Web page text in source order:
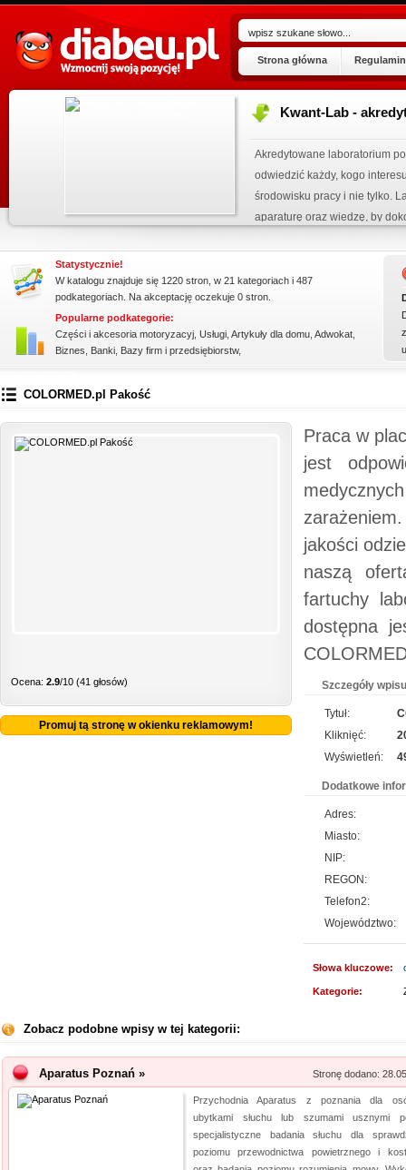
Strona główna
Kwant-Lab -
Akredytowane laboratorium
odwiedzić każdy, kogo
środowisku pracy i nie tylko.
aparaturę oraz wiedzę, by
Statystycznie!
W katalogu znajduje się 1220 stron, w 21 kategoriach i 487
podkategoriach. Na akceptację oczekuje 0 stron.
Popularne podkategorie:
Części i akcesoria motoryzacyj Usługi Artykuły dla domu Adwokat
Biznes
Banki Bazy firm i przedsiębiorstw,
COLORMED.pl Pakość
Ocena: 2.9/10 (41 głosów)
Promuj tą stronę w okienku reklamowym!
Praca w
jest
jakości
naszą
fartuchy
dostępna
Szczegóły
Tytuł:
Kliknięć:
Wyświetleń:
Dodatkowe
Adres:
Miasto:
NIP:
REGON:
Telefon2:
Województwo:
Słowa kluczowe:
Kategorie:
Zobacz podobne wpisy w tej kategorii:
Aparatus Poznań » Stronę dodano:
Przychodnia Aparatus z poznania dla
ubytkami słuchu lub szumami usznymi
specjalistyczne badania słuchu dla
poziomu przewodnictwa powietrznego i